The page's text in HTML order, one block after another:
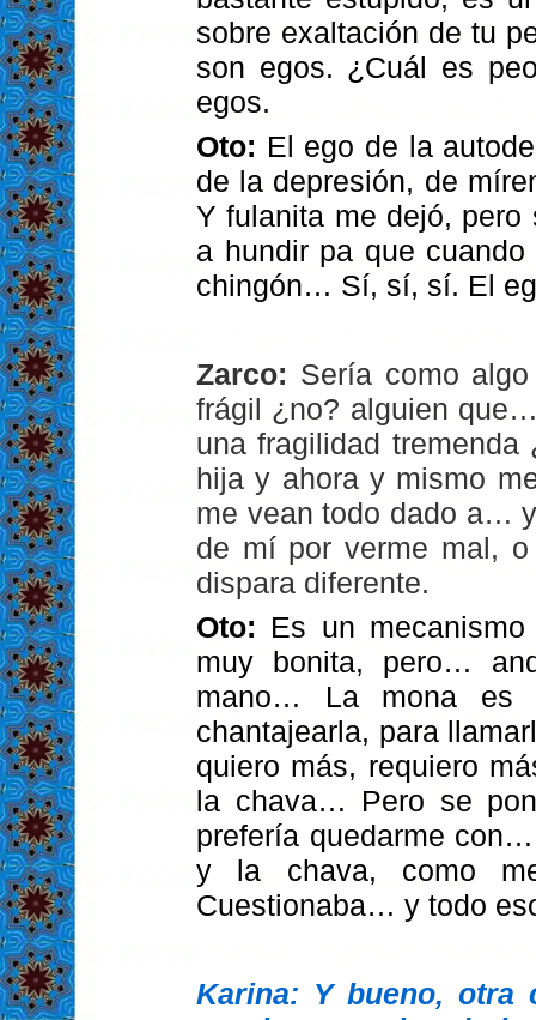
sobre exaltación de tu
son egos. ¿Cuál es
egos.
Oto: El ego de la
de la depresión, de
Y fulanita me dejó,
a hundir pa que
chingón… Sí, sí, sí. El
Zarco: Sería como
frágil ¿no? alguien
una fragilidad
hija y ahora y mismo
me vean todo dado a…
de mí por verme mal,
dispara diferente.
Oto: Es un
muy bonita, pero…
mano… La mona
chantajearla, para
quiero más, requiero
la chava… Pero se
prefería quedarme
y la chava, como
Cuestionaba… y todo
Karina: Y bueno, otra